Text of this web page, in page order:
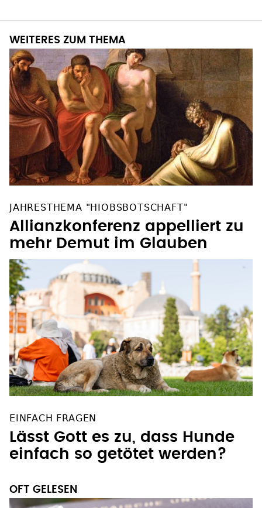
WEITERES ZUM THEMA
JAHRESTHEMA "HIOBSBOTSCHAFT"
Allianzkonferenz appelliert zu
mehr Demut im Glauben
EINFACH FRAGEN
Lässt Gott es zu, dass Hunde
einfach so getötet werden?
OFT GELESEN